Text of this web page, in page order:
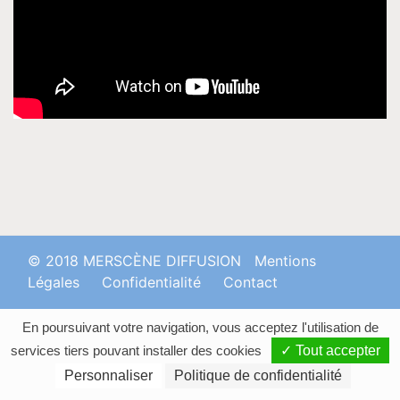
Contact
© 2018 MERSCÈNE DIFFUSION
Mentions
Légales
Confidentialité Contact
En poursuivant votre navigation, vous acceptez l'utilisation de
services tiers pouvant installer des cookies
✓ Tout accepter
Personnaliser
Politique de confidentialité